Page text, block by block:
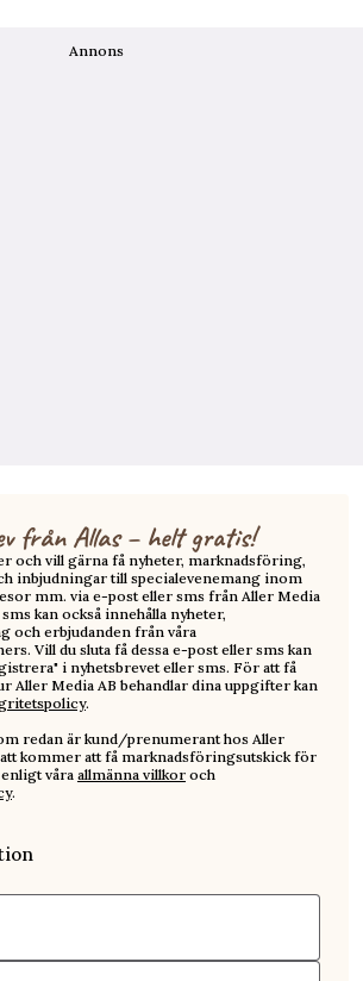
Annons
från Allas – helt gratis!
och vill gärna få nyheter, marknadsföring,
inbjudningar till specialevenemang inom
mm. via e-post eller sms från Aller Media
kan också innehålla nyheter,
och erbjudanden från våra
Vill du sluta få dessa e-post eller sms kan
i nyhetsbrevet eller sms. För att få
Aller Media AB behandlar dina uppgifter kan
.
redan är kund/prenumerant hos Aller
kommer att få marknadsföringsutskick för
våra allmänna villkor och
.